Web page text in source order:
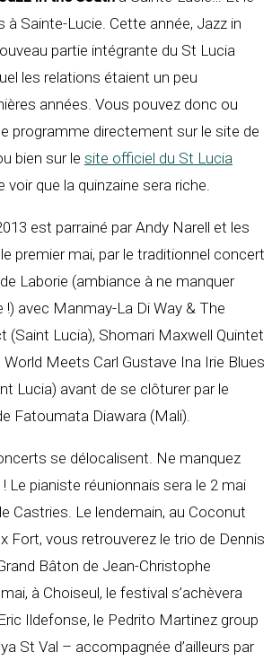
à Sainte-Lucie. Cette année, Jazz in
partie intégrante du St Lucia
les relations étaient un peu
années. Vous pouvez donc ou
programme directement sur le site de
bien sur le site officiel du St Lucia
voir que la quinzaine sera riche.
est parrainé par Andy Narell et les
premier mai, par le traditionnel concert
Laborie (ambiance à ne manquer
!) avec Manmay-La Di Way & The
(Saint Lucia), Shomari Maxwell Quintet
Meets Carl Gustave Ina Irie Blues
Lucia) avant de se clôturer par le
Fatoumata Diawara (Mali).
se délocalisent. Ne manquez
Le pianiste réunionnais sera le 2 mai
Castries. Le lendemain, au Coconut
Fort, vous retrouverez le trio de Dennis
Bâton de Jean-Christophe
à Choiseul, le festival s’achèvera
Ildefonse, le Pedrito Martinez group
St Val – accompagnée d’ailleurs par